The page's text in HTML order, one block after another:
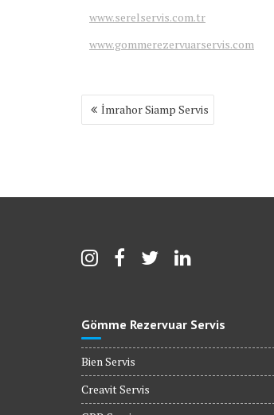
www.serelservis.com.tr
www.gommerezervuarservis.com
Yazı
gezinmesi
İmrahor Siamp Servis
Gömme Rezervuar Servis
Bien Servis
Creavit Servis